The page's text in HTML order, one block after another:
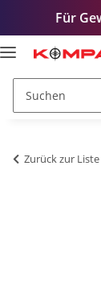
Für
Zurück zur Liste